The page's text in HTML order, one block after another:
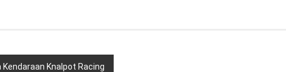
Knalpot Racing